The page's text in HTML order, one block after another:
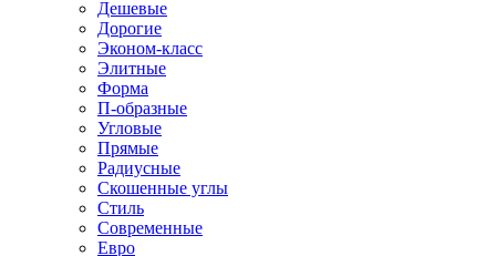
Дешевые
Дорогие
Эконом-класс
Элитные
Форма
П-образные
Угловые
Прямые
Радиусные
Скошенные углы
Стиль
Современные
Евро